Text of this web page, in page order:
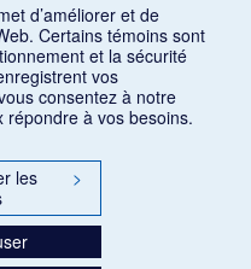
d’améliorer et de
Certains témoins sont
et la sécurité
vos
consentez à notre
répondre à vos besoins.
les
>